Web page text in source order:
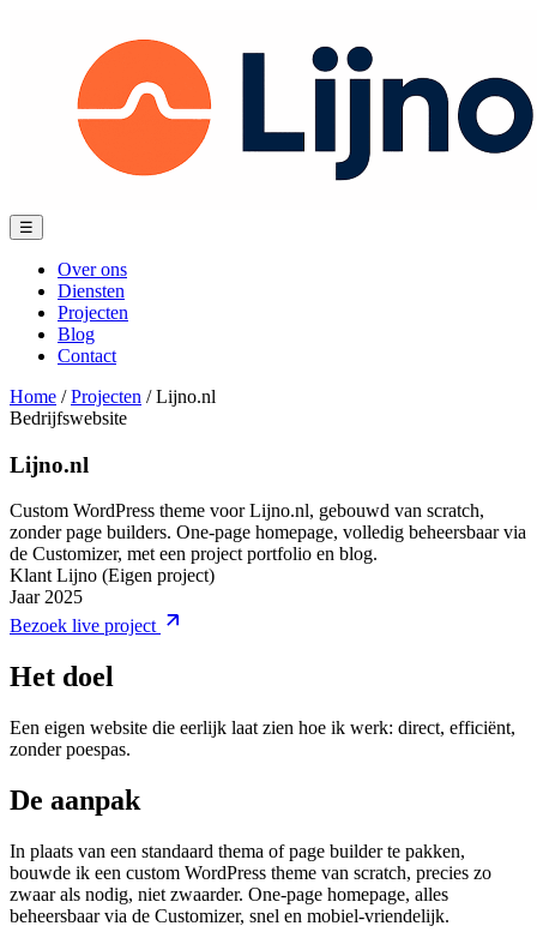
Menu
☰
Over ons
Diensten
Projecten
Blog
Contact
Home / Projecten / Lijno.nl
Bedrijfswebsite
Lijno.nl
Custom WordPress theme voor Lijno.nl, gebouwd van scratch,
zonder page builders. One-page homepage, volledig beheersbaar via
de Customizer, met een project portfolio en blog.
Klant Lijno (Eigen project)
Jaar 2025
Bezoek live project
Het doel
Een eigen website die eerlijk laat zien hoe ik werk: direct, efficiënt,
zonder poespas.
De aanpak
In plaats van een standaard thema of page builder te pakken,
bouwde ik een custom WordPress theme van scratch, precies zo
zwaar als nodig, niet zwaarder. One-page homepage, alles
beheersbaar via de Customizer, snel en mobiel-vriendelijk.